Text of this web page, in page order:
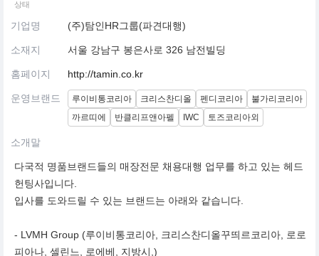
상태
기업명 (주)탐인HR그룹(파견대행)
소재지 서울 강남구 봉은사로 326 남전빌딩
홈페이지 http://tamin.co.kr
운영브랜드 루이비통코리아 크리스찬디올 펜디코리아
불가리코리아
까르띠에
반클리프앤아펠 IWC 토즈코리아외
소개말
다국적 명품브랜드들의 매장전문 채용대행 업무를 하고 있는 헤드
헌팅사입니다.
입사를 도와드릴 수 있는 브랜드는 아래와 같습니다.
- LVMH Group (루이비통코리아, 크리스찬디올꾸띄르코리아, 로로
피아나, 셀린느, 로에베, 지방시,)